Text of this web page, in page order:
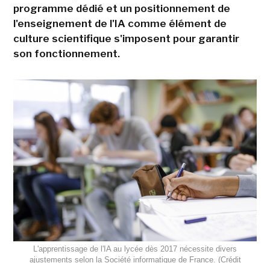
programme dédié et un positionnement de
l'enseignement de l'IA comme élément de
culture scientifique s'imposent pour garantir
son fonctionnement.
L'apprentissage de l'IA au lycée dès 2017 nécessite divers
ajustements selon la Société informatique de France. (Crédit